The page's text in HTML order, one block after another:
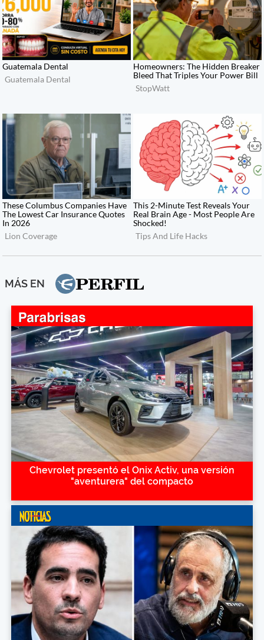
MÁS EN
Chevrolet presentó el Onix Activ, una versión
"aventurera" del compacto